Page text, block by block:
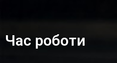
Час роботи